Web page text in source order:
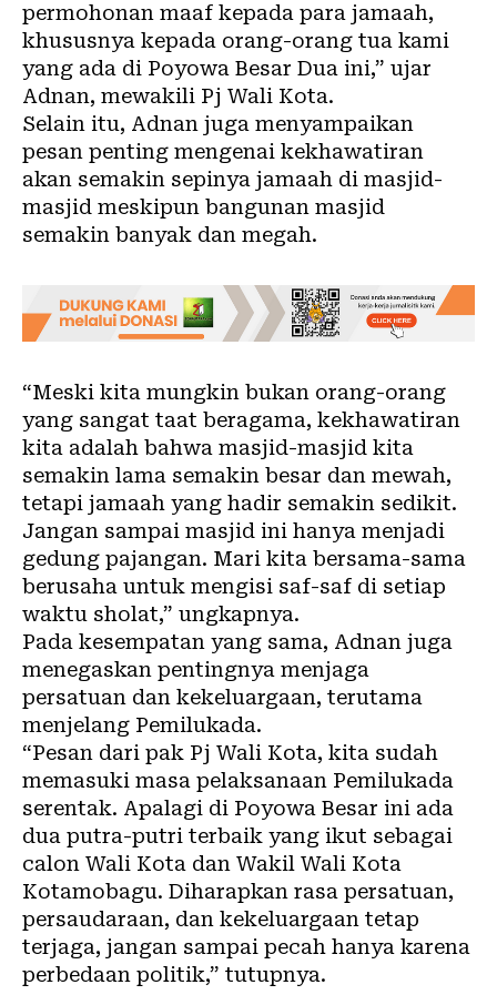
permohonan maaf kepada para jamaah,
khususnya kepada orang-orang tua kami
yang ada di Poyowa Besar Dua ini,” ujar
Adnan, mewakili Pj Wali Kota.
Selain itu, Adnan juga menyampaikan
pesan penting mengenai kekhawatiran
akan semakin sepinya jamaah di masjid-
masjid meskipun bangunan masjid
semakin banyak dan megah.
“Meski kita mungkin bukan orang-orang
yang sangat taat beragama, kekhawatiran
kita adalah bahwa masjid-masjid kita
semakin lama semakin besar dan mewah,
tetapi jamaah yang hadir semakin sedikit.
Jangan sampai masjid ini hanya menjadi
gedung pajangan. Mari kita bersama-sama
berusaha untuk mengisi saf-saf di setiap
waktu sholat,” ungkapnya.
Pada kesempatan yang sama, Adnan juga
menegaskan pentingnya menjaga
persatuan dan kekeluargaan, terutama
menjelang Pemilukada.
“Pesan dari pak Pj Wali Kota, kita sudah
memasuki masa pelaksanaan Pemilukada
serentak. Apalagi di Poyowa Besar ini ada
dua putra-putri terbaik yang ikut sebagai
calon Wali Kota dan Wakil Wali Kota
Kotamobagu. Diharapkan rasa persatuan,
persaudaraan, dan kekeluargaan tetap
terjaga, jangan sampai pecah hanya karena
perbedaan politik,” tutupnya.